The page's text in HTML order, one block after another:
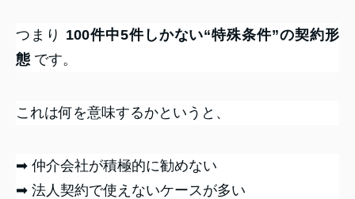
つまり 100件中5件しかない“特殊条件”の契約形
態 です。
これは何を意味するかというと、
➡ 仲介会社が積極的に勧めない
➡ 法人契約で使えないケースが多い